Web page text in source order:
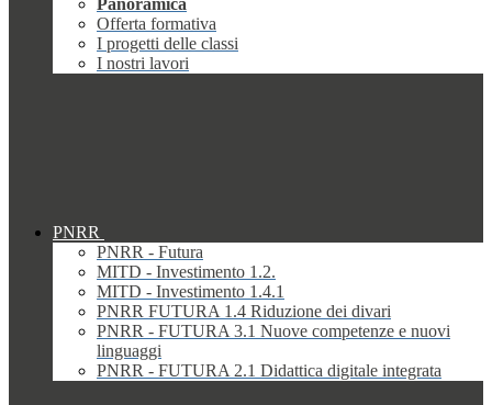
Panoramica
Offerta formativa
I progetti delle classi
I nostri lavori
PNRR
PNRR - Futura
MITD - Investimento 1.2.
MITD - Investimento 1.4.1
PNRR FUTURA 1.4 Riduzione dei divari
PNRR - FUTURA 3.1 Nuove competenze e nuovi
linguaggi
PNRR - FUTURA 2.1 Didattica digitale integrata